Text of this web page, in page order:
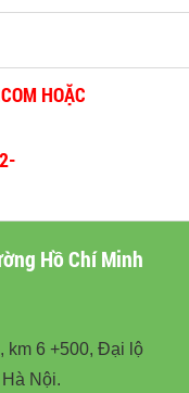
HOẶC
Hồ Chí Minh
km 6 +500, Đại lộ
Nội.